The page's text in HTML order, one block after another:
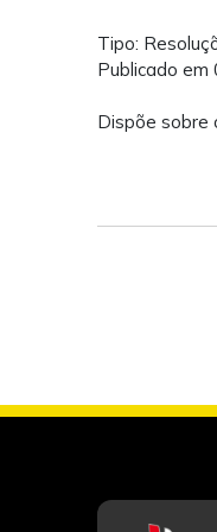
Tipo:
Publicado em
Dispõe sobre